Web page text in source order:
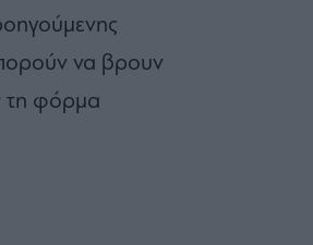
να βρουν
τη φόρμα